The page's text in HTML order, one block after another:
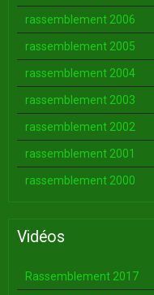
rassemblement 2006
rassemblement 2005
rassemblement 2004
rassemblement 2003
rassemblement 2002
rassemblement 2001
rassemblement 2000
Vidéos
Rassemblement 2017